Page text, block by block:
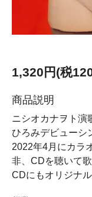
1,320円(税
商品説明
ニシオカナヲト演
ひろみデビューシ
2022年4月にカラ
非、CDを聴いて
CDにもオリジナ